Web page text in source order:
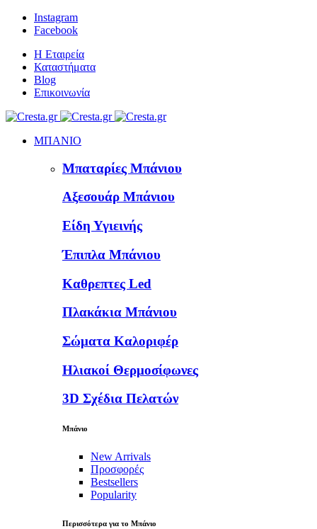
Instagram
Facebook
Η Εταιρεία
Καταστήματα
Blog
Επικοινωνία
ΜΠΑΝΙΟ
Μπαταρίες Μπάνιου
Αξεσουάρ Μπάνιου
Είδη Υγιεινής
Έπιπλα Μπάνιου
Καθρεπτες Led
Πλακάκια Μπάνιου
Σώματα Καλοριφέρ
Ηλιακοί Θερμοσίφωνες
3D Σχέδια Πελατών
Μπάνιο
New Arrivals
Προσφορές
Bestsellers
Popularity
Περισσότερα για το Μπάνιο